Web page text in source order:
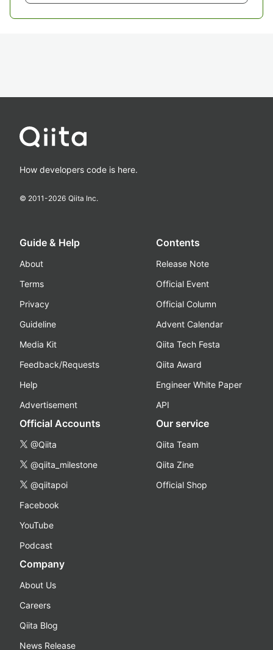
How developers code is here.
© 2011-2026 Qiita Inc.
Guide & Help
About
Terms
Privacy
Guideline
Media Kit
Feedback/Requests
Help
Advertisement
Contents
Release Note
Official Event
Official Column
Advent Calendar
Qiita Tech Festa
Qiita Award
Engineer White Paper
API
Official Accounts
@Qiita
@qiita_milestone
@qiitapoi
Facebook
YouTube
Podcast
Our service
Qiita Team
Qiita Zine
Official Shop
Company
About Us
Careers
Qiita Blog
News Release